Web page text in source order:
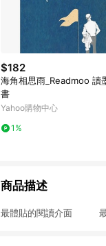
$182
海角相思雨_Readmoo 讀
書
Yahoo購物中心
1%
商品描述
最體貼的閱讀介面 最